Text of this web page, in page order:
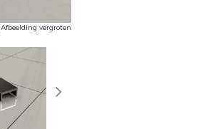
Afbeelding vergroten